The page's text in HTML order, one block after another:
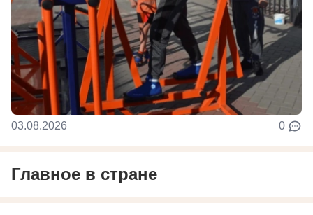
03.08.2026 0
Главное в стране